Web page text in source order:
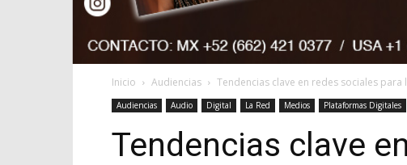
Inicio Audiencias Tendencias clave en redes sociales
Audiencias Audio Digital La Red Medios Plataformas Digitales
Tendencias clave